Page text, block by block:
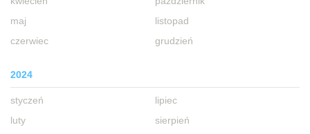
maj
czerwiec
listopad
grudzień
2024
styczeń
luty
lipiec
sierpień